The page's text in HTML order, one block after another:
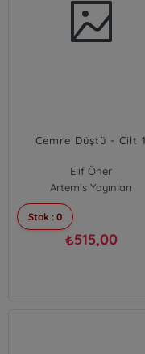
Cemre Düştü - Cilt 1
Elif Öner
Artemis Yayınları
Stok : 0
₺515,00